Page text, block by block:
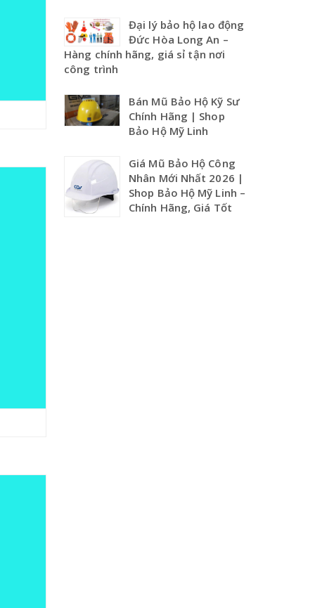
Đại lý bảo hộ lao động
Đức Hòa Long An –
Hàng chính hãng, giá sỉ tận nơi
công trình
Bán Mũ Bảo Hộ Kỹ Sư
Chính Hãng | Shop
Bảo Hộ Mỹ Linh
Giá Mũ Bảo Hộ Công
Nhân Mới Nhất 2026 |
Shop Bảo Hộ Mỹ Linh –
Chính Hãng, Giá Tốt